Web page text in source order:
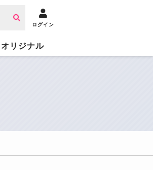
ログイン
オリジナル